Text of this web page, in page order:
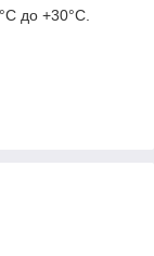
до +30°С.